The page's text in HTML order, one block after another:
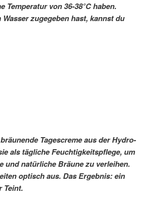
von 36-38°C haben.
zugegeben hast, kannst du
Tagescreme aus der Hydro-
als tägliche Feuchtigkeitspflege, um
und natürliche Bräune zu verleihen.
optisch aus. Das Ergebnis: ein
Teint.